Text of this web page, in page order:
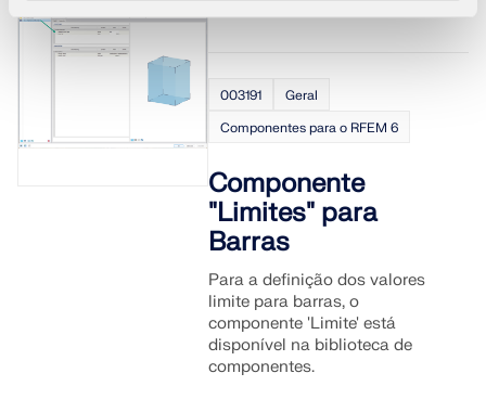
003191
Geral
Componentes para o RFEM 6
Componente
"Limites" para
Barras
Para a definição dos valores
limite para barras, o
componente 'Limite' está
disponível na biblioteca de
componentes.